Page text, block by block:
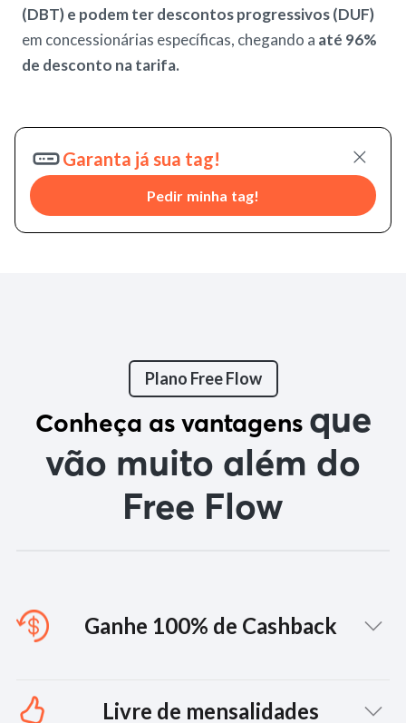
(DBT) e podem ter descontos progressivos (DUF)
em concessionárias específicas, chegando a até 96%
de desconto na tarifa.
Garanta já sua tag!
Pedir minha tag!
Plano Free Flow
Conheça as vantagens que
vão muito além do
Free Flow
Ganhe 100% de Cashback
R$30,00 de taxa de adesão por adesivo. Mas não se
Livre de mensalidades